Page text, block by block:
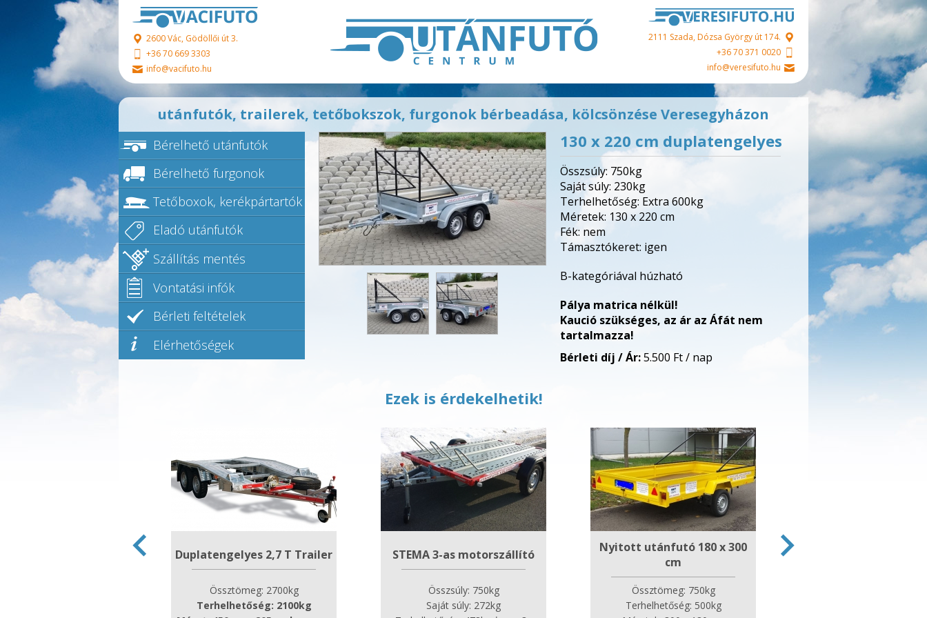
Ugrás a tartalomra
2600 Vác, Gödöllői út 3.
+36 70 669 3303
info@vacifuto.hu
2111 Szada, Dózsa György út 174.
+36 70 371 0020
info@veresifuto.hu
utánfutók, trailerek, tetőbokszok, furgonok bérbeadása, kölcsönzése Veresegyházon
Bérelhető utánfutók
Bérelhető furgonok
Tetőboxok, kerékpártartók
Eladó utánfutók
Szállítás mentés
Vontatási infók
Bérleti feltételek
Elérhetőségek
130 x 220 cm duplatengelyes
Összsúly: 750kg
Saját súly: 230kg
Terhelhetőség: Extra 600kg
Méretek: 130 x 220 cm
Fék: nem
Támasztókeret: igen
B-kategóriával húzható
Pálya matrica nélkül!
Kaució szükséges, az ár az Áfát nem
tartalmazza!
Bérleti díj / Ár:5.500 Ft / nap
Ezek is érdekelhetik!
Duplatengelyes 2,7 T Trailer
Össztömeg: 2700kg
Terhelhetőség: 2100kg
STEMA 3-as motorszállító
Összsúly: 750kg
Saját súly: 272kg
Nyitott utánfutó 180 x 300
cm
Össztömeg: 750kg
Terhelhetőség: 500kg